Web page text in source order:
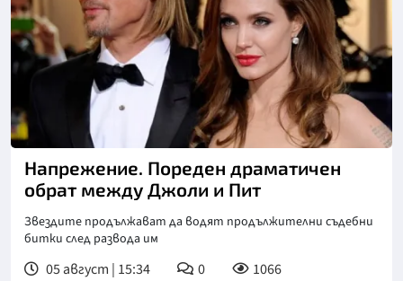
Напрежение. Пореден драматичен
обрат между Джоли и Пит
Звездите продължават да водят продължителни съдебни
битки след развода им
05 август | 15:34 0 1066